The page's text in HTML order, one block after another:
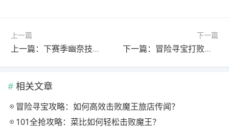
上一篇
上一篇：下赛季幽奈技能优化：幻象强化与清杂效率突破解析
下一篇
下一篇：冒险寻宝打败魔王S3赛季101难全自动全抢攻略
相关文章
冒险寻宝攻略：如何高效击败魔王旅店传闻？
101全抢攻略：菜比如何轻松击败魔王？